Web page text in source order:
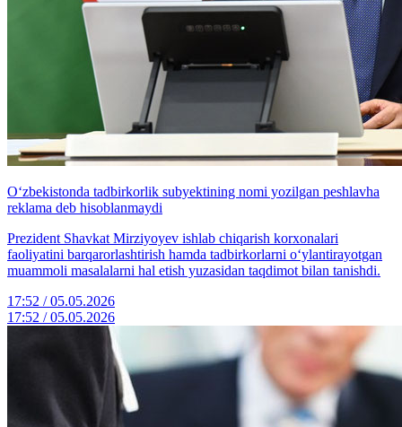
O‘zbekistonda tadbirkorlik subyektining nomi yozilgan peshlavha
reklama deb hisoblanmaydi
Prezident Shavkat Mirziyoyev ishlab chiqarish korxonalari
faoliyatini barqarorlashtirish hamda tadbirkorlarni oʻylantirayotgan
muammoli masalalarni hal etish yuzasidan taqdimot bilan tanishdi.
17:52 / 05.05.2026
17:52 / 05.05.2026